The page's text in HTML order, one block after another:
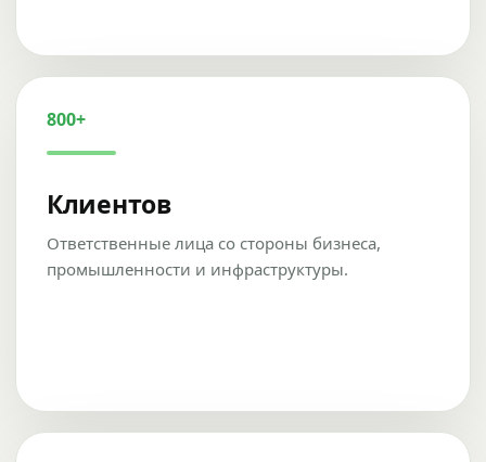
800+
Клиентов
Ответственные лица со стороны бизнеса,
промышленности и инфраструктуры.